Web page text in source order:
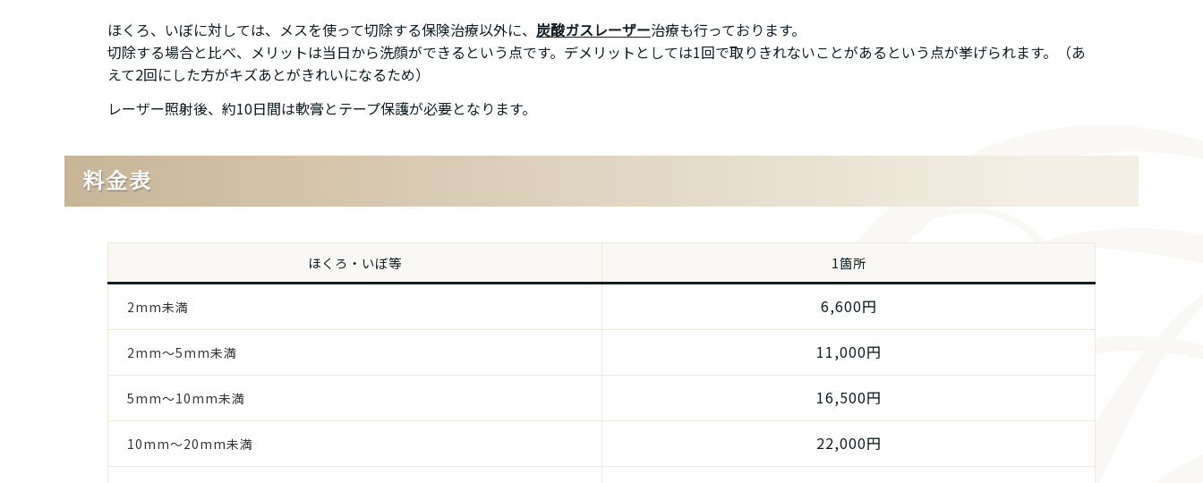
ほくろ、いぼに対しては、メスを使って切除する保険治療以外に、 炭酸ガスレーザー治療も行っております。
切除する場合と比べ、メリットは当日から洗顔ができるという点です。デメリットとしては1回で取りきれないことがあるという点が挙げられます。（あ
えて2回にした方がキズあとがきれいになるため）
レーザー照射後、約10日間は軟膏とテープ保護が必要となります。
料金表
ほくろ・いぼ等 1箇所
2mm未満 6,600円
2mm～5mm未満 11,000円
5mm～10mm未満 16,500円
10mm～20mm未満 22,000円